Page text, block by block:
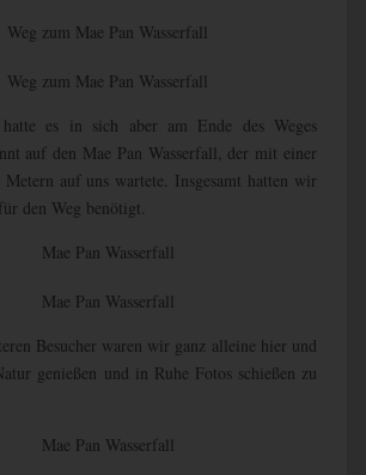
es in sich aber am Ende des Weges
auf den Mae Pan Wasserfall, der mit einer
auf uns wartete. Insgesamt hatten wir
den Weg benötigt.
Besucher waren wir ganz alleine hier und
genießen und in Ruhe Fotos schießen zu